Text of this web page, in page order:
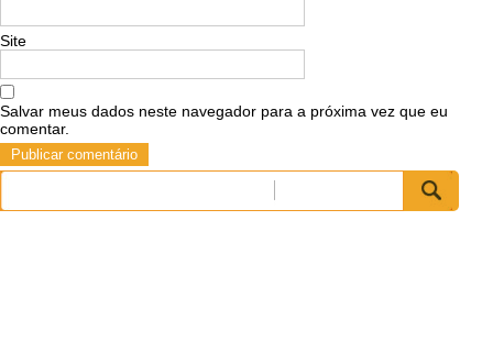
Site
Salvar meus dados neste navegador para a próxima vez que eu
comentar.
Pesquisar
por: